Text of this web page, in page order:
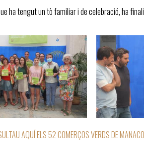
ha tengut un tò familiar i de celebració, ha
AQUÍ ELS 52 COMERÇOS VERDS DE